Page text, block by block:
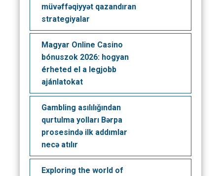
müvəffəqiyyət qazandıran
strategiyalar
Magyar Online Casino
bónuszok 2026: hogyan
érheted el a legjobb
ajánlatokat
Gambling asılılığından
qurtulma yolları Bərpa
prosesində ilk addımlar
necə atılır
Exploring the world of